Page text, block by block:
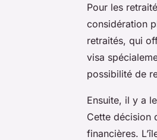
Pour les
considération
retraités, qui
visa
possibilité de
Ensuite, il y a
Cette décision
financières.